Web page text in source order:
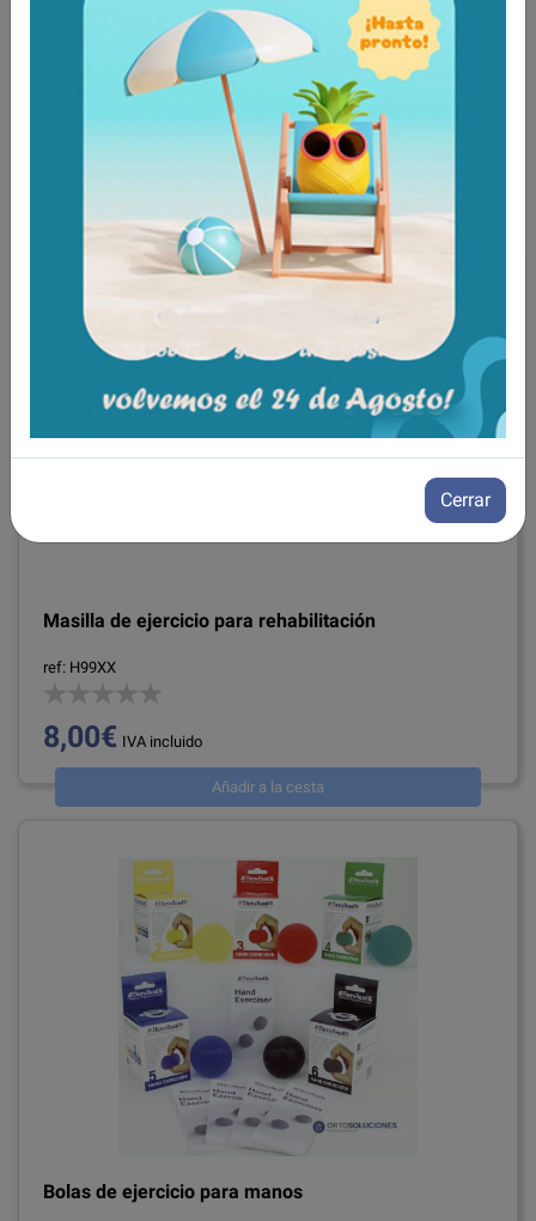
Aún no existen valoraciones para este
producto.
Tambien te recomendamos
Masilla de ejercicio para rehabilitación
ref: H99XX
8,00€ IVA incluido
Añadir a la cesta
Bolas de ejercicio para manos
Cerrar